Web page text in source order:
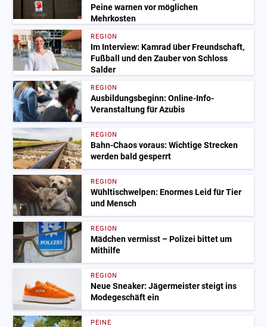
Peine warnen vor möglichen
Mehrkosten
REGION
Im Interview: Kamrad über Freundschaft,
Fußball und den Zauber von Schloss
Salder
REGION
Ausbildungsbeginn: Online-Info-
Veranstaltung für Azubis
REGION
Bahn-Chaos voraus: Wichtige Strecken
werden bald gesperrt
REGION
Wühltischwelpen: Enormes Leid für Tier
und Mensch
REGION
Mädchen vermisst – Polizei bittet um
Mithilfe
REGION
Neue Sneaker: Jägermeister steigt ins
Modegeschäft ein
PEINE